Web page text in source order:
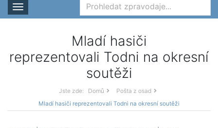
Rozbalit nabídku
Mladí hasiči
reprezentovali Todni na okresní
soutěži
Jste zde: Domů
Pošta z osad
Mladí hasiči reprezentovali Todni na okresní soutěži